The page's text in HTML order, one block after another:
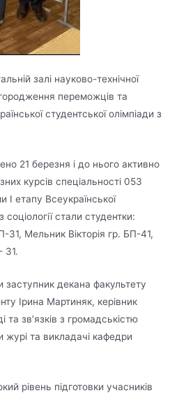
залі науково-технічної
переможців та
студентської олімпіади з
21 березня і до нього активно
курсів спеціальності 053
І етапу Всеукраїнської
соціології стали студентки:
31, Мельник Вікторія гр. БП-41,
31.
декана факультету
Ірина Мартиняк, керівник
та зв’язків з громадськістю
та викладачі кафедри
рівень підготовки учасників